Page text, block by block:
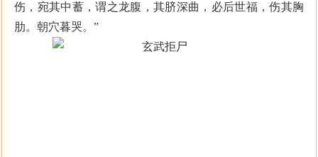
伤，宛其中蓄，谓之龙腹，其脐深曲，必后世福，伤其胸
肋。朝穴暮哭。”